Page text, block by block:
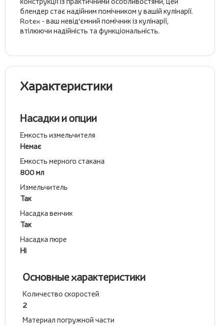
блендер стає надійним помічником у вашій кулінарії.
Rotex - ваш невід'ємний помічник із кулінарії,
втілюючи надійність та функціональність.
Характеристики
Насадки и опции
Емкость измельчителя
Немає
Емкость мерного стакана
800 мл
Измельчитель
Так
Насадка венчик
Так
Насадка пюре
Ні
Основные характеристики
Количество скоростей
2
Материал погружной части